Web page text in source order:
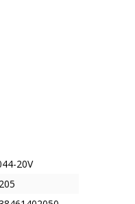
20V